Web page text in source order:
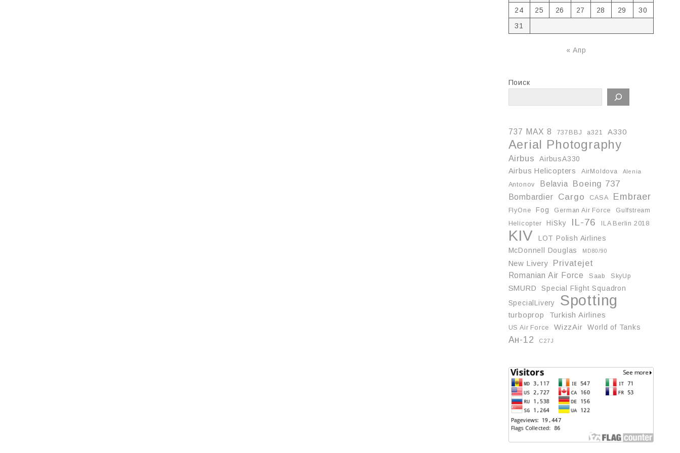
24
25 26 27 28 29
30
31
« Апр
Поиск
737 MAX 8 737BBJ a321 A330
Aerial Photography
Airbus
AirbusA330
Airbus Helicopters
AirMoldova Alenia
Antonov Belavia Boeing 737
Bombardier Cargo CASA Embraer
FlyOne Fog German Air Force
Gulfstream
Helicopter
HiSky IL-76 ILA Berlin 2018
KIV
LOT Polish Airlines
McDonnell Douglas
MD80/90
New Livery Privatejet
Romanian Air Force Saab SkyUp
SMURD
Special Flight Squadron
SpecialLivery
Spotting
turboprop Turkish Airlines
US Air Force WizzAir World of Tanks
Ан-12 С27J